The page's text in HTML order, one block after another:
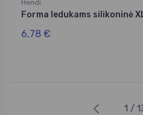
Hendi
Forma ledukams silikoninė
6,78 €
1 /